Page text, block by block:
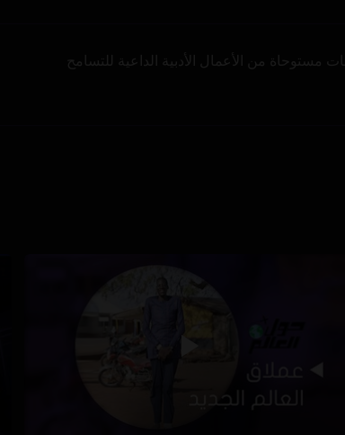
من الأعمال الأدبية الداعية للتسامح